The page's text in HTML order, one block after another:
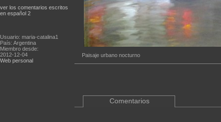
ver los comentarios escritos
en español 2
Usuario: maria-catalina1
País: Argentina
Miembro desde:
2012-12-04
Web personal
Paisaje urbano nocturno
Comentarios